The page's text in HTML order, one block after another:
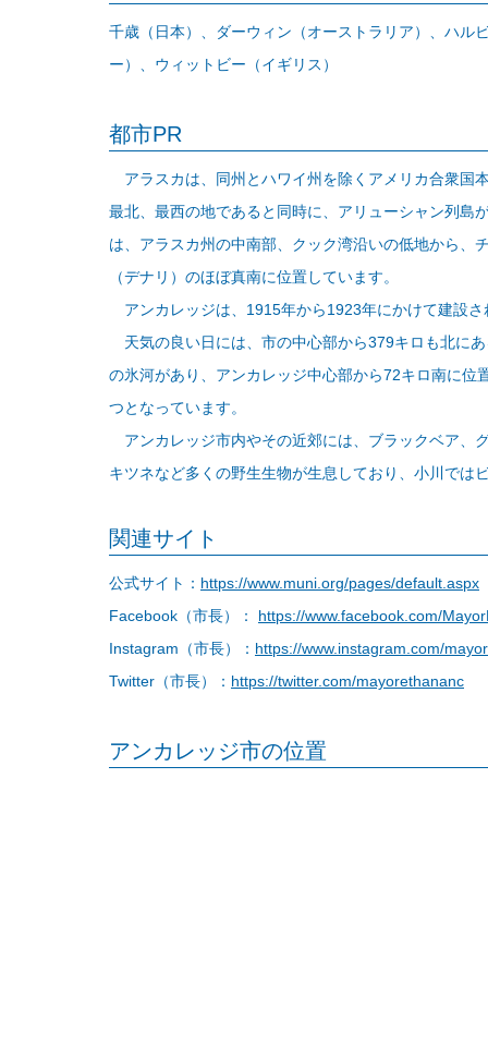
千歳（日本）、ダーウィン（オーストラリア）、ハル
ー）、ウィットビー（イギリス）
都市PR
アラスカは、同州とハワイ州を除くアメリカ合衆国
最北、最西の地であると同時に、アリューシャン列島
は、アラスカ州の中南部、クック湾沿いの低地から、
（デナリ）のほぼ真南に位置しています。
アンカレッジは、1915年から1923年にかけて建設
天気の良い日には、市の中心部から379キロも北に
の氷河があり、アンカレッジ中心部から72キロ南に
つとなっています。
アンカレッジ市内やその近郊には、ブラックベア、
キツネなど多くの野生生物が生息しており、小川では
関連サイト
公式サイト： https://www.muni.org/pages/default.aspx
Facebook（市長）： https://www.facebook.com/
Instagram（市長）： https://www.instagram.com/
Twitter（市長）： https://twitter.com/mayorethananc
アンカレッジ市の位置